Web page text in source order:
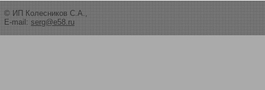
© ИП Колесников С.А.,
E-mail: serg@e58.ru